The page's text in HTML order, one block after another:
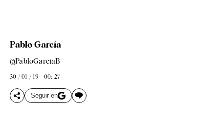
Pablo García
@PabloGarciaB
30 / 01 / 19 - 00: 27
Seguir en